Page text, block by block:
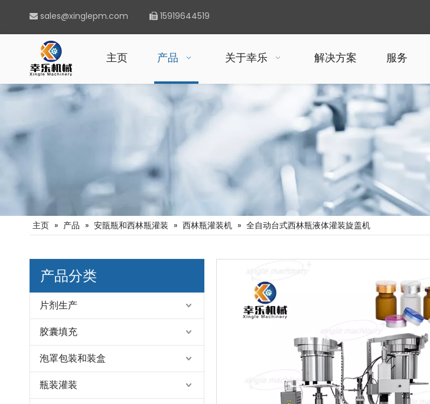
 sales@xinglepm.com  15919644519
主页 产品 关于幸乐 解决方案 服务
主页 » 产品 » 安瓿瓶和西林瓶灌装 » 西林瓶灌装机 » 全自动台式西林瓶液体灌装旋盖机
产品分类
片剂生产
胶囊填充
泡罩包装和装盒
瓶装灌装